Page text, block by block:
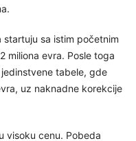
sa istim početnim
miliona evra. Posle toga
tabele, gde
uz naknadne korekcije
visoku cenu. Pobeda